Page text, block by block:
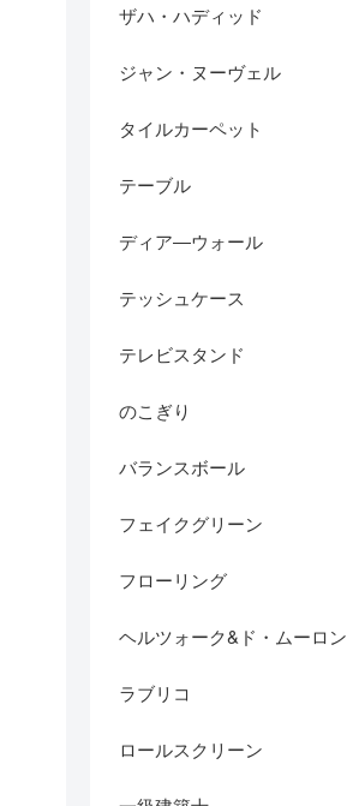
ザハ・ハディッド
ジャン・ヌーヴェル
タイルカーペット
テーブル
ディア―ウォール
テッシュケース
テレビスタンド
のこぎり
バランスボール
フェイクグリーン
フローリング
ヘルツォーク&ド・ムーロン
ラブリコ
ロールスクリーン